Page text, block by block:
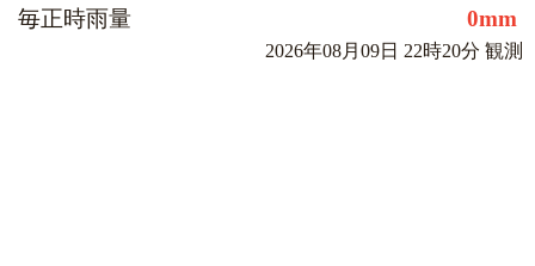
毎正時雨量
0mm
2026年08月09日 22時20分 観測